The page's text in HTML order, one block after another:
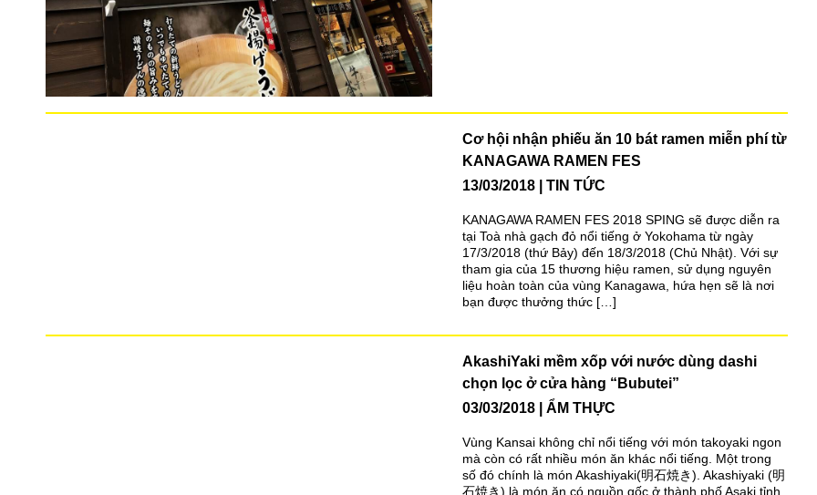
Cơ hội nhận phiếu ăn 10 bát ramen miễn phí từ
KANAGAWA RAMEN FES
13/03/2018
TIN TỨC
KANAGAWA RAMEN FES 2018 SPING sẽ được diễn ra
tại Toà nhà gạch đỏ nổi tiếng ở Yokohama từ ngày
17/3/2018 (thứ Bảy) đến 18/3/2018 (Chủ Nhật). Với sự
tham gia của 15 thương hiệu ramen, sử dụng nguyên
liệu hoàn toàn của vùng Kanagawa, hứa hẹn sẽ là nơi
bạn được thưởng thức […]
AkashiYaki mềm xốp với nước dùng dashi
chọn lọc ở cửa hàng “Bubutei”
03/03/2018
ẨM THỰC
Vùng Kansai không chỉ nổi tiếng với món takoyaki ngon
mà còn có rất nhiều món ăn khác nổi tiếng. Một trong
số đó chính là món Akashiyaki(明石焼き). Akashiyaki (明
石焼き) là món ăn có nguồn gốc ở thành phố Asaki tỉnh